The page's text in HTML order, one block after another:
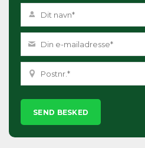
Please
leave